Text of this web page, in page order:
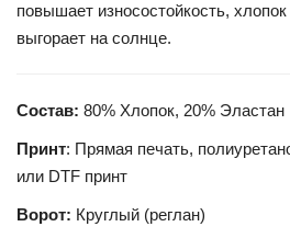
повышает износостойкость,
выгорает на солнце.
Состав: 80% Хлопок, 20% Эластан
Принт: Прямая печать,
или DTF принт
Ворот: Круглый (реглан)